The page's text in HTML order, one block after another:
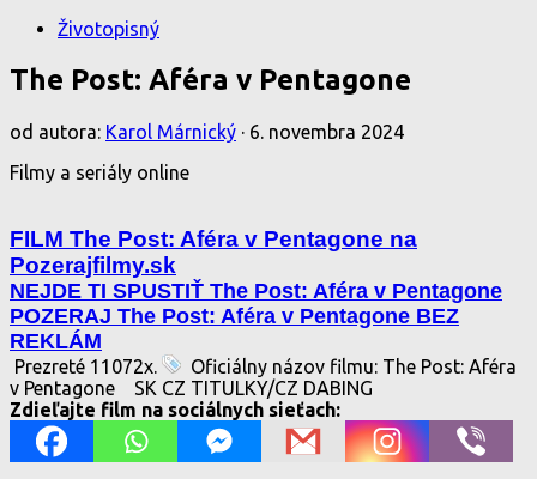
Životopisný
The Post: Aféra v Pentagone
od autora: Karol Márnický · 6. novembra 2024
Filmy a seriály online
FILM The Post: Aféra v Pentagone na
Pozerajfilmy.sk
NEJDE TI SPUSTIŤ The Post: Aféra v Pentagone
POZERAJ The Post: Aféra v Pentagone BEZ
REKLÁM
Prezreté 11072x.
Oficiálny názov filmu: The Post: Aféra
v Pentagone
SK CZ TITULKY/CZ DABING
Zdieľajte film na sociálnych sieťach: